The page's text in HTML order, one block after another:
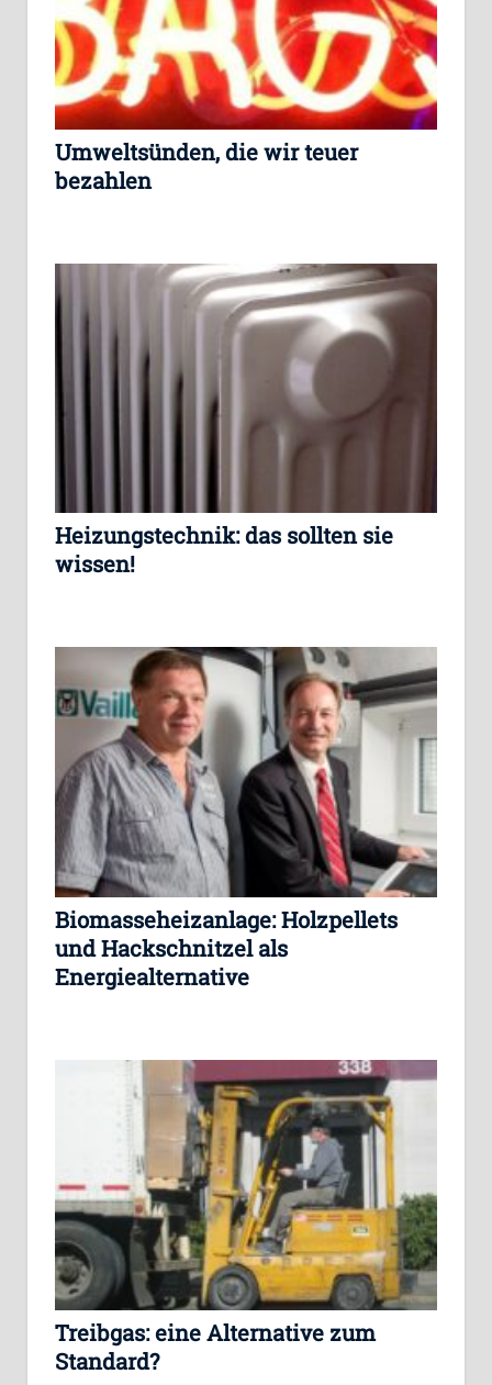
Umweltsünden, die wir teuer
bezahlen
Heizungstechnik: das sollten sie
wissen!
Biomasseheizanlage: Holzpellets
und Hackschnitzel als
Energiealternative
Treibgas: eine Alternative zum
Standard?